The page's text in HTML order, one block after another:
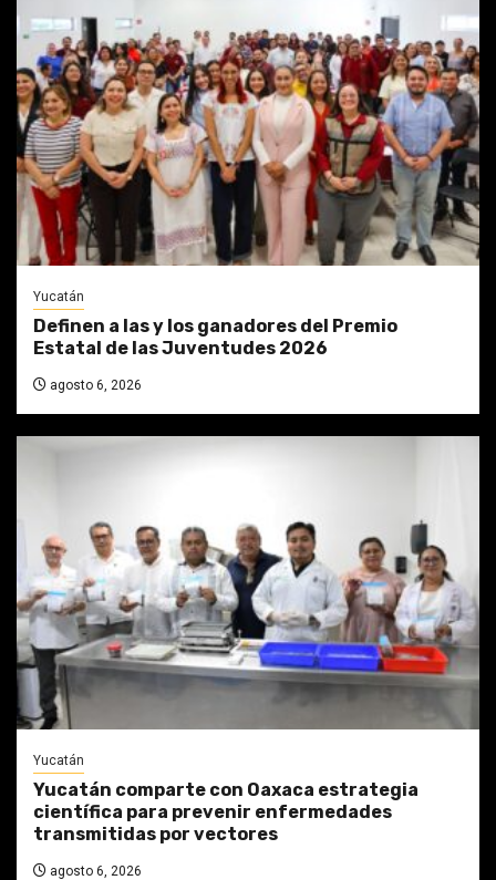
Yucatán
Definen a las y los ganadores del Premio
Estatal de las Juventudes 2026
agosto 6, 2026
Yucatán
Yucatán comparte con Oaxaca estrategia
científica para prevenir enfermedades
transmitidas por vectores
agosto 6, 2026